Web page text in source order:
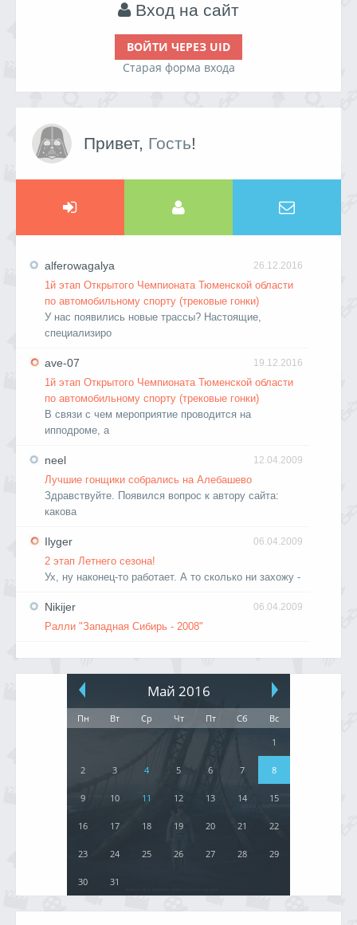
Вход на сайт
ВОЙТИ ЧЕРЕЗ UID
Старая форма входа
Привет, Гость!
26.12.2016
alferowagalya
1й этап Открытого Чемпионата Тюменской области
по автомобильному спорту (трековые гонки)
У нас появились новые трассы? Настоящие,
специализиро
19.12.2016
ave-07
1й этап Открытого Чемпионата Тюменской области
по автомобильному спорту (трековые гонки)
В связи с чем мероприятие проводится на
ипподроме, а
12.04.2009
neel
Лучшие гонщики собрались на Алебашево
Здравствуйте. Появился вопрос к автору сайта:
какова
06.04.2009
Ilyger
2 этап Летнего сезона!
Ух, ну наконец-то работает. А то сколько ни захожу -
06.04.2009
Nikijer
Ралли "Западная Сибирь - 2008"
Май 2016
Пн Вт Ср Чт Пт Сб
Вс
1
2 3 4 5 6 7 8
9 10 11 12 13 14 15
16 17 18 19 20 21 22
23 24 25 26 27 28 29
30 31